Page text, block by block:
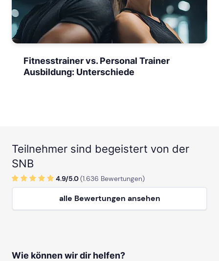
Fitnesstrainer vs. Personal Trainer
Ausbildung: Unterschiede
Teilnehmer sind begeistert von der
SNB
4.9/5.0(1.636 Bewertungen)
alle Bewertungen ansehen
Wie können wir dir helfen?